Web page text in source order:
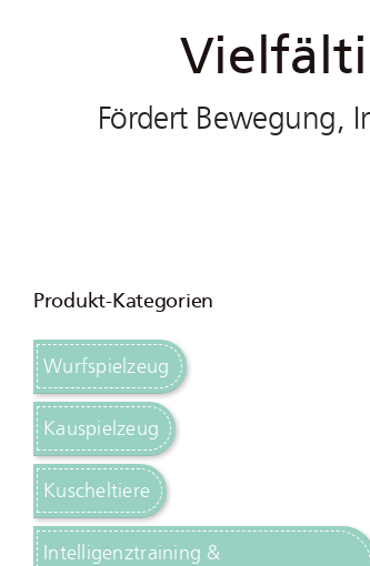
Fördert Bewegung,
Produkt-Kategorien
Wurfspielzeug
Kauspielzeug
Kuscheltiere
Intelligenztraining &